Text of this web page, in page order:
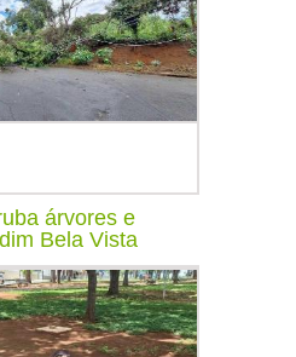
árvores e
Bela Vista